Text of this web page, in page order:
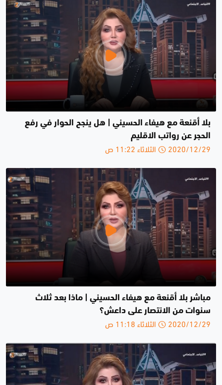
بلا أقنعة مع هيفاء الحسيني | هل ينجح الحوار في رفع
الحجر عن رواتب الاقليم
2020/12/29 الثلاثاء 11:22 ص
مباشر بلا أقنعة مع هيفاء الحسيني | ماذا بعد ثلاث
سنوات من الانتصار على داعش؟
2020/12/29 الثلاثاء 11:18 ص